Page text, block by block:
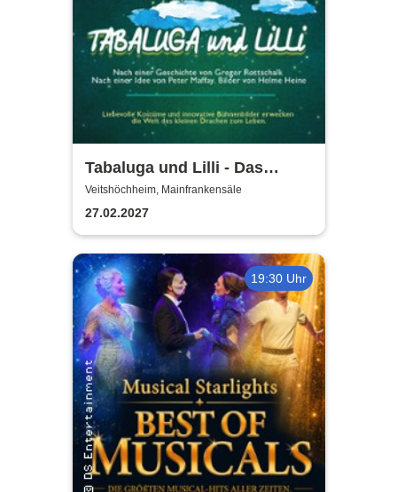
Tabaluga und Lilli - Das
drachenstarke Musical für die
ganze Familie
Veitshöchheim, Mainfrankensäle
27.02.2027
19:30 Uhr